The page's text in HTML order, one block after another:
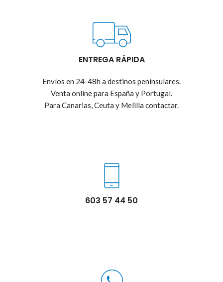
ENTREGA RÁPIDA
Envíos en 24-48h a destinos peninsulares.
Venta online para España y Portugal.
Para Canarias, Ceuta y Melilla contactar.
603 57 44 50